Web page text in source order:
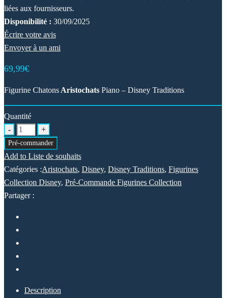
liées aux fournisseurs.
Disponibilité : 30/09/2025
Écrire votre avis
Envoyer à un ami
69,99€
Figurine Chatons Aristochats Piano – Disney Traditions
Quantité
Pré-commander
Add to Liste de souhaits
Catégories :Aristochats, Disney, Disney Traditions, Figurines
Collection Disney, Pré-Commande Figurines Collection
Partager :
Description